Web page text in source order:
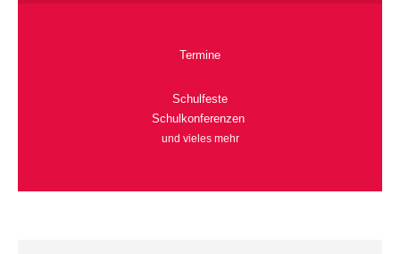
Termine
Schulfeste
Schulkonferenzen
und vieles mehr